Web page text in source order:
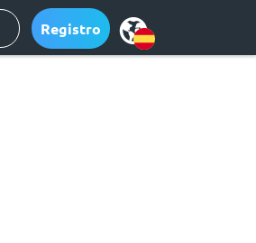
Registro